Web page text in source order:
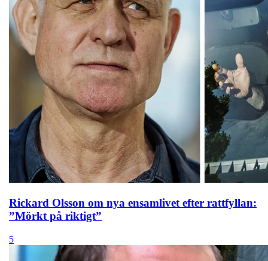
Rickard Olsson om nya ensamlivet efter rattfyllan:
”Mörkt på riktigt”
5